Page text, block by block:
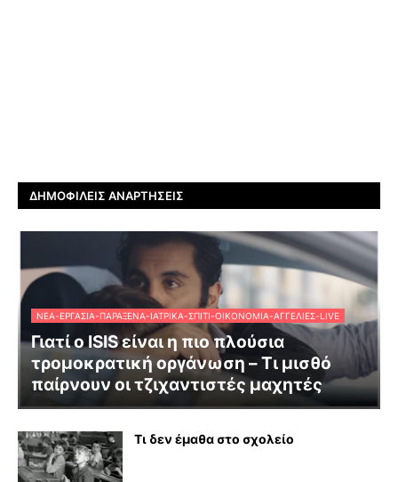
ΔΗΜΟΦΙΛΕΊΣ ΑΝΑΡΤΉΣΕΙΣ
ΝΈΑ-ΕΡΓΑΣΊΑ-ΠΑΡΆΞΕΝΑ-ΙΑΤΡΙΚΆ-ΣΠΊΤΙ-ΟΙΚΟΝΟΜΊΑ-ΑΓΓΕΛΊΕΣ-LIVE
Γιατί ο ISIS είναι η πιο πλούσια
τρομοκρατική οργάνωση – Τι μισθό
παίρνουν οι τζιχαντιστές μαχητές
Τι δεν έμαθα στο σχολείο